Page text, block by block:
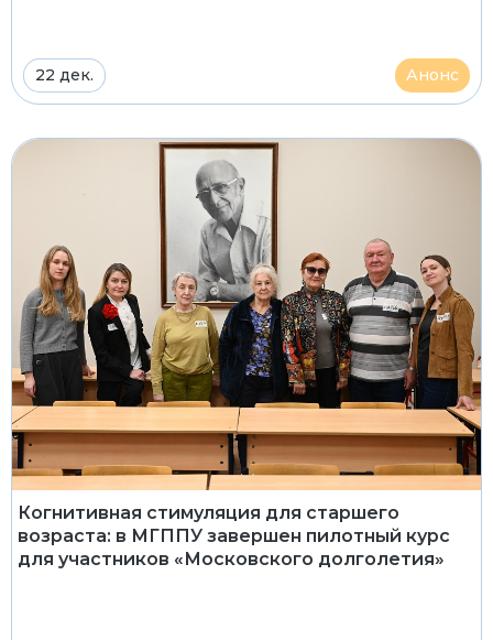
22 дек. Анонс
Когнитивная стимуляция для старшего
возраста: в МГППУ завершен пилотный курс
для участников «Московского долголетия»